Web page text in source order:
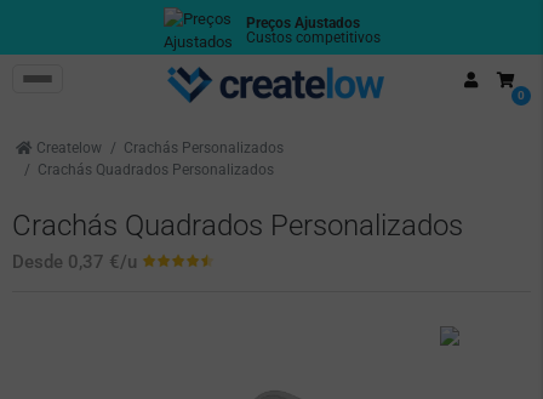
Entrega em 24 horas
Cumprimos os prazos
0
Createlow
Crachás Personalizados
Crachás Quadrados Personalizados
Crachás Quadrados Personalizados
Desde 0,37 €/u